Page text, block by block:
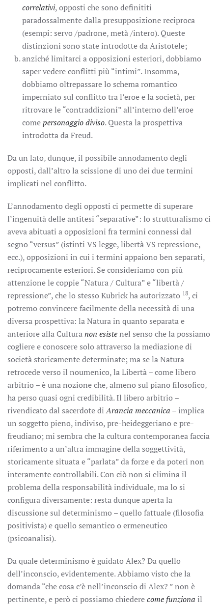
correlativi, opposti che sono definititi
paradossalmente dalla presupposizione reciproca
(esempi: servo /padrone, metà /intero). Queste
distinzioni sono state introdotte da Aristotele;
anziché limitarci a opposizioni esteriori, dobbiamo
saper vedere conflitti più “intimi”. Insomma,
dobbiamo oltrepassare lo schema romantico
imperniato sul conflitto tra l’eroe e la società, per
ritrovare le “contraddizioni” all’interno dell’eroe
comepersonaggio diviso. Questa la prospettiva
introdotta da Freud.
Da un lato, dunque, il possibile annodamento degli
opposti, dall’altro la scissione di uno dei due termini
implicati nel conflitto.
L’annodamento degli opposti ci permette di superare
l’ingenuità delle antitesi “separative”: lo strutturalismo ci
aveva abituati a opposizioni fra termini connessi dal
segno “versus” (istinti VS legge, libertà VS repressione,
ecc.), opposizioni in cui i termini appaiono ben separati,
reciprocamente esteriori. Se consideriamo con più
attenzione le coppie “Natura / Cultura” e “libertà /
repressione”, che lo stesso Kubrick ha autorizzato 18, ci
potremo convincere facilmente della necessità di una
diversa prospettiva: la Natura in quanto separata e
anteriore alla Culturanon esistenel senso che la possiamo
cogliere e conoscere solo attraverso la mediazione di
società storicamente determinate; ma se la Natura
retrocede verso il noumenico, la Libertà – come libero
arbitrio – è una nozione che, almeno sul piano filosofico,
ha perso quasi ogni credibilità. Il libero arbitrio –
rivendicato dal sacerdote diArancia meccanica – implica
un soggetto pieno, indiviso, pre-heideggeriano e pre-
freudiano; mi sembra che la cultura contemporanea faccia
riferimento a un’altra immagine della soggettività,
storicamente situata e “parlata” da forze e da poteri non
interamente controllabili. Con ciò non si elimina il
problema della responsabilità individuale, ma lo si
configura diversamente: resta dunque aperta la
discussione sul determinismo – quello fattuale (filosofia
positivista) e quello semantico o ermeneutico
(psicoanalisi).
Da quale determinismo è guidato Alex? Da quello
dell’inconscio, evidentemente. Abbiamo visto che la
domanda “che cosa c’è nell’inconscio di Alex? ” non è
pertinente, e però ci possiamo chiederecome funziona il